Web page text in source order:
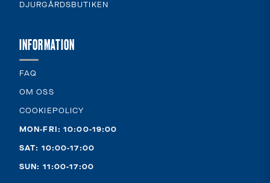
DJURGÅRDSBUTIKEN
INFORMATION
FAQ
OM OSS
COOKIEPOLICY
MON-FRI: 10:00-19:00
SAT: 10:00-17:00
SUN: 11:00-17:00